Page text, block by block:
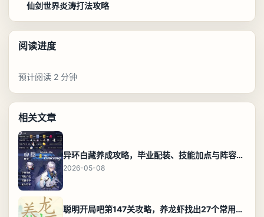
仙剑世界炎涛打法攻略
阅读进度
预计阅读 2 分钟
相关文章
异环白藏养成攻略，毕业配装、技能加点与阵容搭配保姆级解析
2026-05-08
聪明开局吧第147关攻略，养龙虾找出27个常用字通关答案